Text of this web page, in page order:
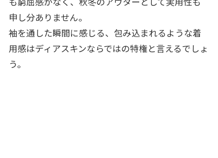
申し分ありません。
袖を通した瞬間に感じる、包み込まれるような着
用感はディアスキンならではの特権と言えるでしょ
う。